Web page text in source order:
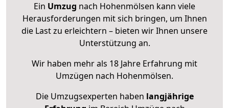
Ein Umzug nach Hohenmölsen kann viele
Herausforderungen mit sich bringen, um Ihnen
die Last zu erleichtern – bieten wir Ihnen unsere
Unterstützung an.
Wir haben mehr als 18 Jahre Erfahrung mit
Umzügen nach Hohenmölsen.
Die Umzugsexperten haben langjährige